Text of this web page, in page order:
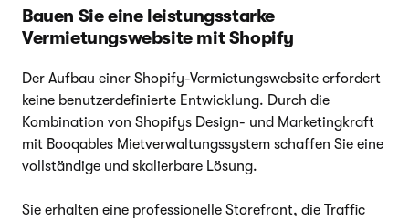
Bauen Sie eine leistungsstarke
Vermietungswebsite mit Shopify
Der Aufbau einer Shopify-Vermietungswebsite erfordert
keine benutzerdefinierte Entwicklung. Durch die
Kombination von Shopifys Design- und Marketingkraft
mit Booqables Mietverwaltungssystem schaffen Sie eine
vollständige und skalierbare Lösung.
Sie erhalten eine professionelle Storefront, die Traffic